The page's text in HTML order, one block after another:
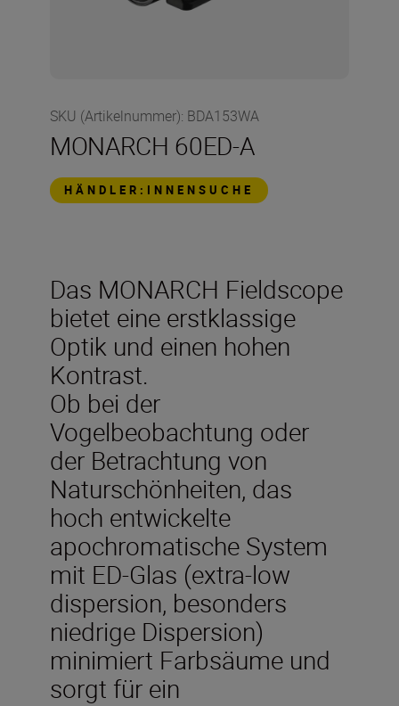
SKU (Artikelnummer): BDA153WA
MONARCH 60ED-A
HÄNDLER:INNENSUCHE
Das MONARCH Fieldscope
bietet eine erstklassige
Optik und einen hohen
Kontrast.
Ob bei der
Vogelbeobachtung oder
der Betrachtung von
Naturschönheiten, das
hoch entwickelte
apochromatische System
mit ED-Glas (extra-low
dispersion, besonders
niedrige Dispersion)
minimiert Farbsäume und
sorgt für ein